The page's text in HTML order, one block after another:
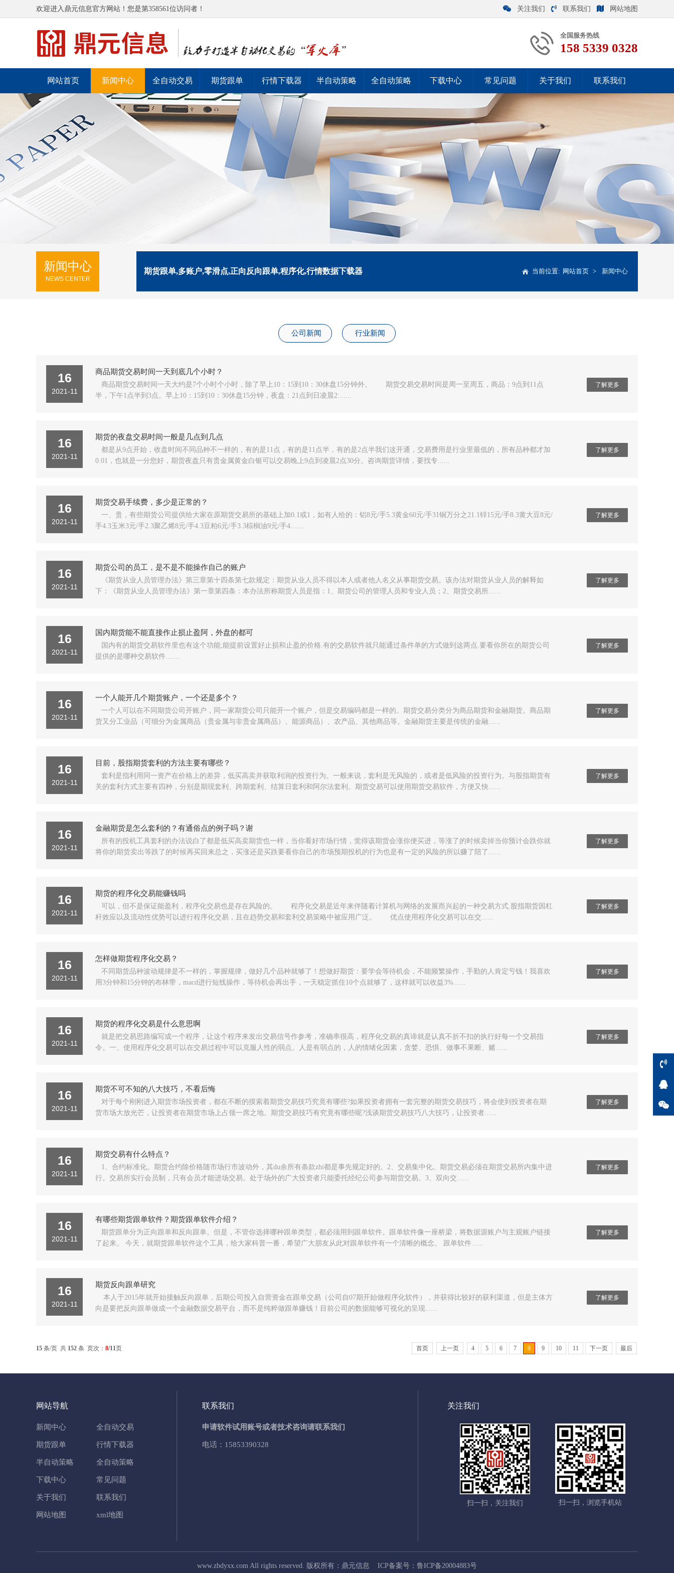
欢迎进入鼎元信息官方网站！您是第358561位访问者！ 关注我们 联系我们 网站地图
全国服务热线
158 5339 0328
网站首页 新闻中心 全自动交易 期货跟单 行情下载器 半自动策略 全自动策略 下载中心 常见问题 关于我们 联系我们
新闻中心
NEWS CENTER
期货跟单,多账户,零滑点,正向反向跟单,程序化,行情数据下载器 当前位置: 网站首页 > 新闻中心
公司新闻 行业新闻
16
2021-11
商品期货交易时间一天到底几个小时？
商品期货交易时间一天大约是7个小时个小时，除了早上10：15到10：30休盘15分钟外‍。 期货交易交易时间是周一至周五，商品：9点到11点
半，下午1点半到3点。早上10：15到10：30休盘15分钟，夜盘：21点到日凌晨2:......
了解更多
16
2021-11
期货的夜盘交易时间一般是几点到几点
都是从9点开始，收盘时间不同品种不一样的，有的是11点，有的是11点半，有的是2点半我们这开通，交易费用是行业里最低的，所有品种都才加
0.01，也就是一分您好，期货夜盘只有贵金属黄金白银可以交易晚上9点到凌晨2点30分。咨询期货详情，要找专......
了解更多
16
2021-11
期货交易手续费，多少是正常的？
一、贵，有些期货公司提供给大家在原期货交易所的基础上加0.1或1，如有人给的：铝8元/手5.3黄金60元/手31铜万分之21.1锌15元/手8.3黄大豆8元/
手4.3玉米3元/手2.3聚乙烯8元/手4.3豆粕6元/手3.3棕榈油9元/手4.......
了解更多
16
2021-11
期货公司的员工，是不是不能操作自己的账户
《期货从业人员管理办法》第三章第十四条第七款规定：期货从业人员不得以本人或者他人名义从事期货交易。该办法对期货从业人员的解释如
下：《期货从业人员管理办法》第一章第四条：本办法所称期货人员是指：1、期货公司的管理人员和专业人员；2、期货交易所......
了解更多
16
2021-11
国内期货能不能直接作止损止盈阿，外盘的都可
国内有的期货交易软件里也有这个功能,能提前设置好止损和止盈的价格.有的交易软件就只能通过条件单的方式做到这两点.要看你所在的期货公司
提供的是哪种交易软件.......
了解更多
16
2021-11
一个人能开几个期货账户，一个还是多个？
一个人可以在不同期货公司开账户，同一家期货公司只能开一个账户，但是交易编码都是一样的。期货交易分类分为商品期货和金融期货。商品期
货又分工业品（可细分为金属商品（贵金属与非贵金属商品）、能源商品）、农产品、其他商品等。金融期货主要是传统的金融......
了解更多
16
2021-11
目前，股指期货套利的方法主要有哪些？
套利是指利用同一资产在价格上的差异，低买高卖并获取利润的投资行为。一般来说，套利是无风险的，或者是低风险的投资行为。与股指期货有
关的套利方式主要有四种，分别是期现套利、跨期套利、结算日套利和阿尔法套利。期货交易可以使用期货交易软件，方便又快......
了解更多
16
2021-11
金融期货是怎么套利的？有通俗点的例子吗？谢
所有的投机工具套利的办法说白了都是低买高卖期货也一样，当你看好市场行情，觉得该期货会涨你便买进，等涨了的时候卖掉当你预计会跌你就
将你的期货卖出等跌了的时候再买回来总之，买涨还是买跌要看你自己的市场预期投机的行为也是有一定的风险的所以赚了陪了......
了解更多
16
2021-11
期货的程序化交易能赚钱吗
可以，但不是保证能盈利，程序化交易也是存在风险的。 程序化交易是近年来伴随着计算机与网络的发展而兴起的一种交易方式.股指期货因杠
杆效应以及流动性优势可以进行程序化交易，且在趋势交易和套利交易策略中被应用广泛。 优点使用程序化交易可以在交......
了解更多
16
2021-11
怎样做期货程序化交易？
不同期货品种波动规律是不一样的，掌握规律，做好几个品种就够了！想做好期货：要学会等待机会，不能频繁操作，手勤的人肯定亏钱！我喜欢
用3分钟和15分钟的布林带，macd进行短线操作，等待机会再出手，一天稳定抓住10个点就够了，这样就可以收益3%......
了解更多
16
2021-11
期货的程序化交易是什么意思啊
就是把交易思路编写成一个程序，让这个程序来发出交易信号作参考，准确率很高，程序化交易的真谛就是认真不折不扣的执行好每一个交易指
令。一、使用程序化交易可以在交易过程中可以克服人性的弱点。人是有弱点的，人的情绪化因素，贪婪、恐惧、做事不果断、赌......
了解更多
16
2021-11
期货不可不知的八大技巧，不看后悔
对于每个刚刚进入期货市场投资者，都在不断的摸索着期货交易技巧究竟有哪些?如果投资者拥有一套完整的期货交易技巧，将会使到投资者在期
货市场大放光芒，让投资者在期货市场上占领一席之地。期货交易技巧有究竟有哪些呢?浅谈期货交易技巧八大技巧，让投资者......
了解更多
16
2021-11
期货交易有什么特点？
1、合约标准化。期货合约除价格随市场行市波动外，其du余所有条款zhi都是事先规定好的。2、交易集中化。期货交易必须在期货交易所内集中进
行。交易所实行会员制，只有会员才能进场交易。处于场外的广大投资者只能委托经纪公司参与期货交易。3、双向交......
了解更多
16
2021-11
有哪些期货跟单软件？期货跟单软件介绍？
期货跟单分为正向跟单和反向跟单。但是，不管你选择哪种跟单类型，都必须用到跟单软件。跟单软件像一座桥梁，将数据源账户与主观账户链接
了起来。 今天，就期货跟单软件这个工具，给大家科普一番，希望广大朋友从此对跟单软件有一个清晰的概念。 跟单软件......
了解更多
16
2021-11
期货反向跟单研究
本人于2015年就开始接触反向跟单，后期公司投入自营资金在跟单交易（公司自07期开始做程序化软件），并获得比较好的获利渠道，但是主体方
向是要把反向跟单做成一个金融数据交易平台，而不是纯粹做跟单赚钱！目前公司的数据能够可视化的呈现......
了解更多
15 条/页 共 152 条 页次： 8/11页 首页 上一页 4 5 6 7 8 9 10 11 下一页 最后
网站导航
新闻中心 全自动交易
期货跟单 行情下载器
半自动策略 全自动策略
下载中心 常见问题
关于我们 联系我们
网站地图 xml地图
联系我们
申请软件试用账号或者技术咨询请联系我们
电话： 15853390328
关注我们
扫一扫，关注我们 扫一扫，浏览手机站
www.zbdyxx.com All rights reserved. 版权所有：鼎元信息 ICP备案号： 鲁ICP备20004883号